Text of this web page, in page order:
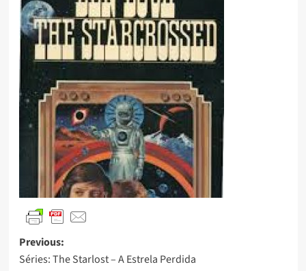
Previous:
Séries: The Starlost – A Estrela Perdida